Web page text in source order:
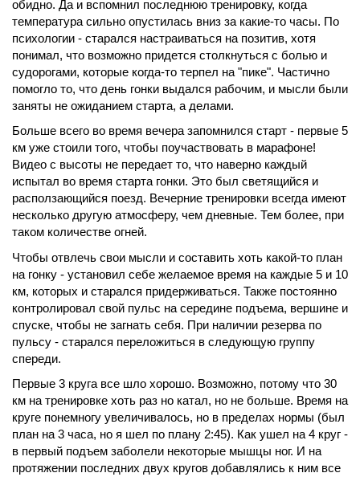
обидно. Да и вспомнил последнюю тренировку, когда
температура сильно опустилась вниз за какие-то часы. По
психологии - старался настраиваться на позитив, хотя
понимал, что возможно придется столкнуться с болью и
судорогами, которые когда-то терпел на "пике". Частично
помогло то, что день гонки выдался рабочим, и мысли были
заняты не ожиданием старта, а делами.
Больше всего во время вечера запомнился старт - первые 5
км уже стоили того, чтобы поучаствовать в марафоне!
Видео с высоты не передает то, что наверно каждый
испытал во время старта гонки. Это был светящийся и
расползающийся поезд. Вечерние тренировки всегда имеют
несколько другую атмосферу, чем дневные. Тем более, при
таком количестве огней.
Чтобы отвлечь свои мысли и составить хоть какой-то план
на гонку - установил себе желаемое время на каждые 5 и 10
км, которых и старался придерживаться. Также постоянно
контролировал свой пульс на середине подъема, вершине и
спуске, чтобы не загнать себя. При наличии резерва по
пульсу - старался переложиться в следующую группу
спереди.
Первые 3 круга все шло хорошо. Возможно, потому что 30
км на тренировке хоть раз но катал, но не больше. Время на
круге понемногу увеличивалось, но в пределах нормы (был
план на 3 часа, но я шел по плану 2:45). Как ушел на 4 круг -
в первый подъем заболели некоторые мышцы ног. И на
протяжении последних двух кругов добавлялись к ним все